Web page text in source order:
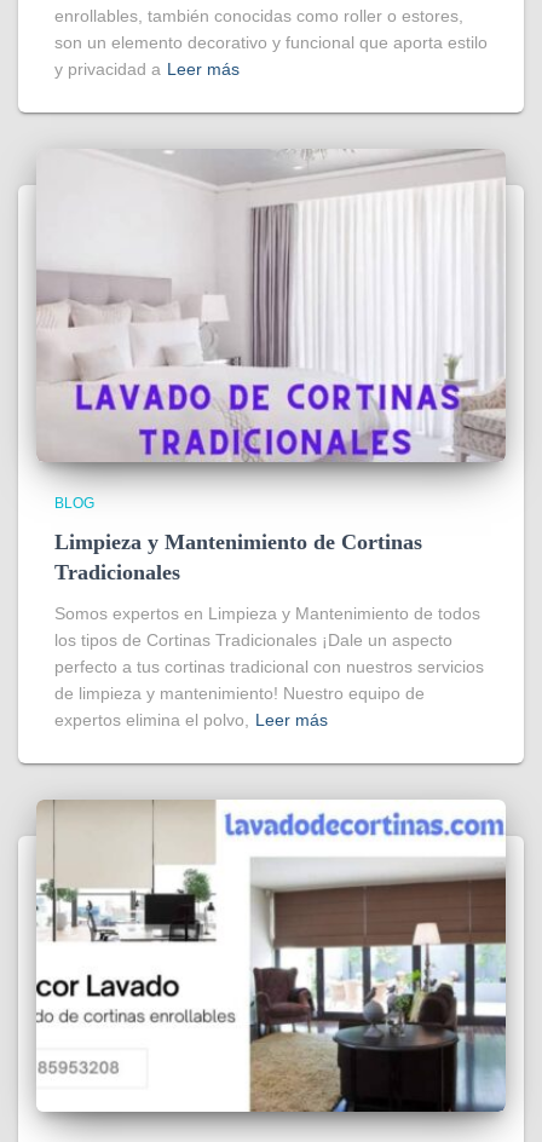
enrollables, también conocidas como roller o estores,
son un elemento decorativo y funcional que aporta estilo
y privacidad a Leer más
BLOG
Limpieza y Mantenimiento de Cortinas
Tradicionales
Somos expertos en Limpieza y Mantenimiento de todos
los tipos de Cortinas Tradicionales ¡Dale un aspecto
perfecto a tus cortinas tradicional con nuestros servicios
de limpieza y mantenimiento! Nuestro equipo de
expertos elimina el polvo,
Leer más